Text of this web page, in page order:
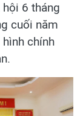
hội 6 tháng
cuối năm
chính